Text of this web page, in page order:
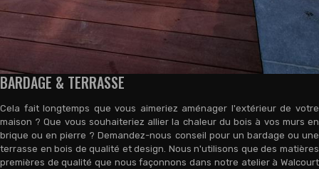
BARDAGE & TERRASSE
Cela fait longtemps que vous aimeriez aménager l'extérieur de votre
maison ? Que vous souhaiteriez allier la chaleur du bois à vos murs en
brique ou en pierre ? Demandez-nous conseil pour un bardage ou une
terrasse en bois de qualité et design. Nous n'utilisons que des matières
premières de qualité que nous façonnons dans notre atelier à Walcourt